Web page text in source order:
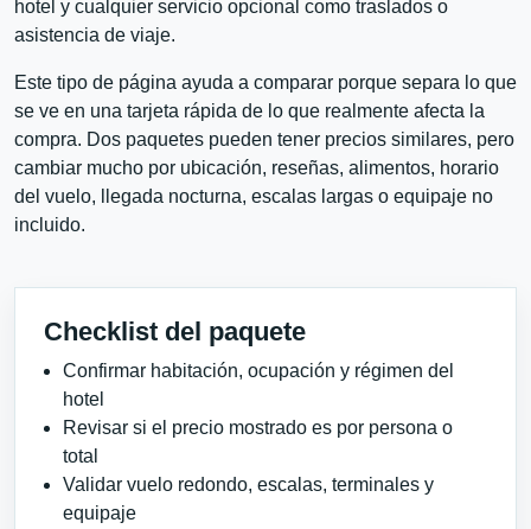
hotel y cualquier servicio opcional como traslados o
asistencia de viaje.
Este tipo de página ayuda a comparar porque separa lo que
se ve en una tarjeta rápida de lo que realmente afecta la
compra. Dos paquetes pueden tener precios similares, pero
cambiar mucho por ubicación, reseñas, alimentos, horario
del vuelo, llegada nocturna, escalas largas o equipaje no
incluido.
Checklist del paquete
Confirmar habitación, ocupación y régimen del
hotel
Revisar si el precio mostrado es por persona o
total
Validar vuelo redondo, escalas, terminales y
equipaje